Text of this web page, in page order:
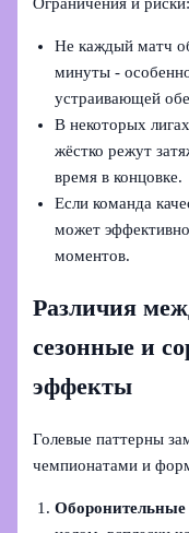
Ограничения и риски:
Не каждый матч
минуты -
устраивающей
В некоторых
жёстко режут
время в концовке.
Если команда
может
моментов.
Различия
сезонные и
эффекты
Голевые паттерны
чемпионатами и
Оборонительные